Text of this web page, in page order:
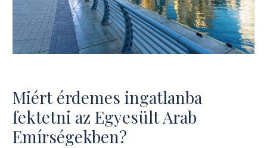
Miért érdemes ingatlanba
fektetni az Egyesült Arab
Emírségekben?